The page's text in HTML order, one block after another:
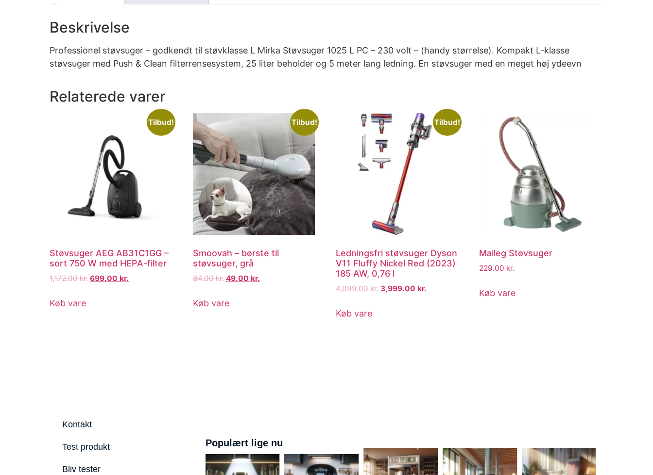
Beskrivelse
Professionel støvsuger – godkendt til støvklasse L Mirka Støvsuger 1025 L PC – 230 volt – (handy størrelse). Kompakt L-klasse
støvsuger med Push & Clean filterrensesystem, 25 liter beholder og 5 meter lang ledning. En støvsuger med en meget høj ydeevn
Relaterede varer
Tilbud!
Støvsuger AEG AB31C1GG –
sort 750 W med HEPA-filter
1,172.00kr. 699.00 kr.
Køb vare
Tilbud!
Smoovah – børste til
støvsuger, grå
84.00kr. 49.00 kr.
Køb vare
Tilbud!
Ledningsfri støvsuger Dyson
V11 Fluffy Nickel Red (2023)
185 AW, 0,76 l
4,099.00kr. 3,999.00 kr.
Køb vare
Maileg Støvsuger
229.00 kr.
Køb vare
Kontakt
Test produkt
Bliv tester
Populært lige nu